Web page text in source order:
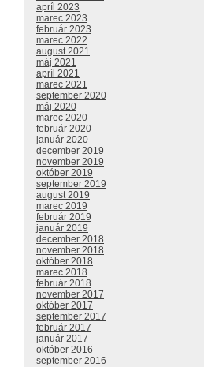
apríl 2023
marec 2023
február 2023
marec 2022
august 2021
máj 2021
apríl 2021
marec 2021
september 2020
máj 2020
marec 2020
február 2020
január 2020
december 2019
november 2019
október 2019
september 2019
august 2019
marec 2019
február 2019
január 2019
december 2018
november 2018
október 2018
marec 2018
február 2018
november 2017
október 2017
september 2017
február 2017
január 2017
október 2016
september 2016